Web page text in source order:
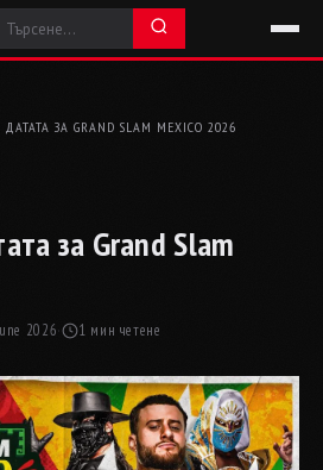
ЗА GRAND SLAM MEXICO 2026
за Grand Slam
2026· 1 мин четене